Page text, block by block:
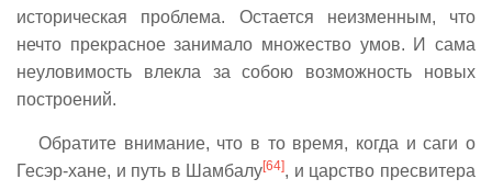
историческая проблема. Остается неизменным, что
нечто прекрасное занимало множество умов. И сама
неуловимость влекла за собою возможность новых
построений.
Обратите внимание, что в то время, когда и саги о
Гесэр-хане, и путь в Шамбалу[64], и царство пресвитера